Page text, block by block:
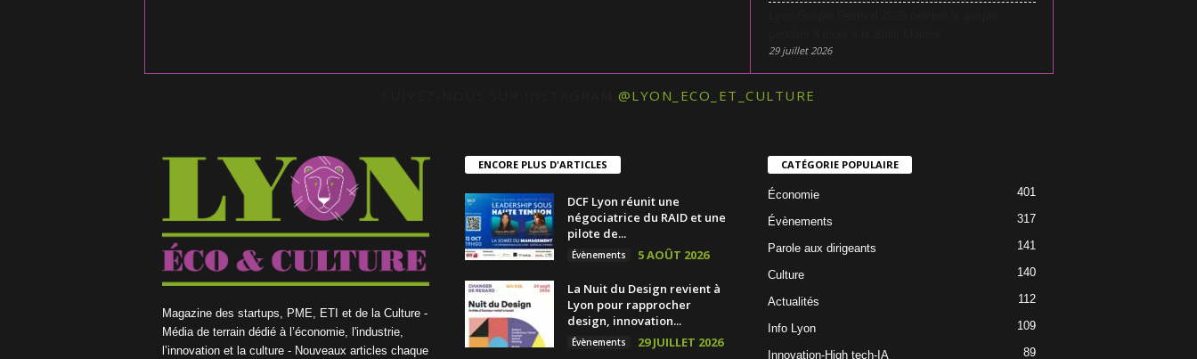
29 juillet 2026
@LYON_ECO_ET_CULTURE
Magazine des startups, PME, ETI et de la Culture -
Média de terrain dédié à l’économie, l'industrie,
l’innovation et la culture - Nouveaux articles chaque
ENCORE PLUS D'ARTICLES
DCF Lyon réunit une
négociatrice du RAID et une
pilote de...
Évènements 5 AOÛT 2026
La Nuit du Design revient à
Lyon pour rapprocher
design, innovation...
Évènements 29 JUILLET 2026
CATÉGORIE POPULAIRE
Économie 401
Évènements 317
Parole aux dirigeants 141
Culture 140
Actualités 112
Info Lyon 109
Innovation-High tech-IA 89